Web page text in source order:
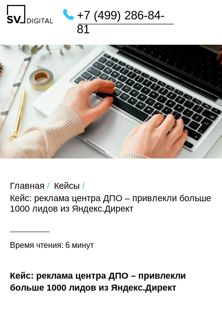
+7 (499) 286-84-
Главная / Кейсы /
Кейс: реклама центра ДПО – привлекли больше
1000 лидов из Яндекс.Директ
Время чтения: 6 минут
Кейс: реклама центра ДПО – привлекли
больше 1000 лидов из Яндекс.Директ